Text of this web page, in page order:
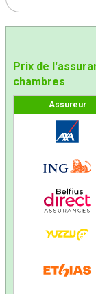
Prix de
chambres
Assureur